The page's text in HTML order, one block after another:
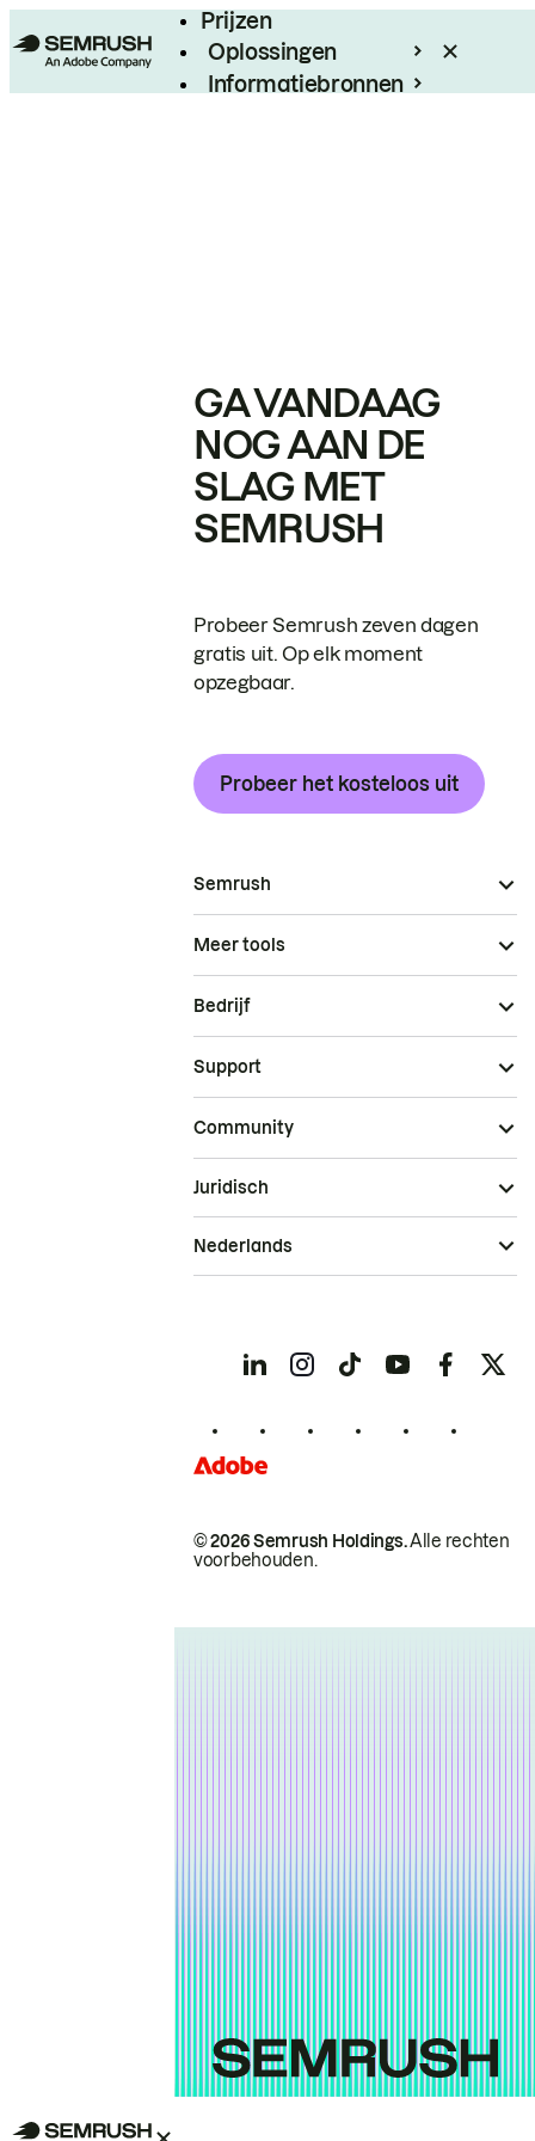
Prijzen
Oplossingen
Informatiebronnen
GA VANDAAG
NOG AAN DE
SLAG MET
SEMRUSH
Probeer Semrush zeven dagen
gratis uit. Op elk moment
opzegbaar.
Probeer het kosteloos uit
Semrush
Meer tools
Bedrijf
Support
Community
© 2026 Semrush Holdings.Alle rechten
voorbehouden.
Juridisch
Nederlands